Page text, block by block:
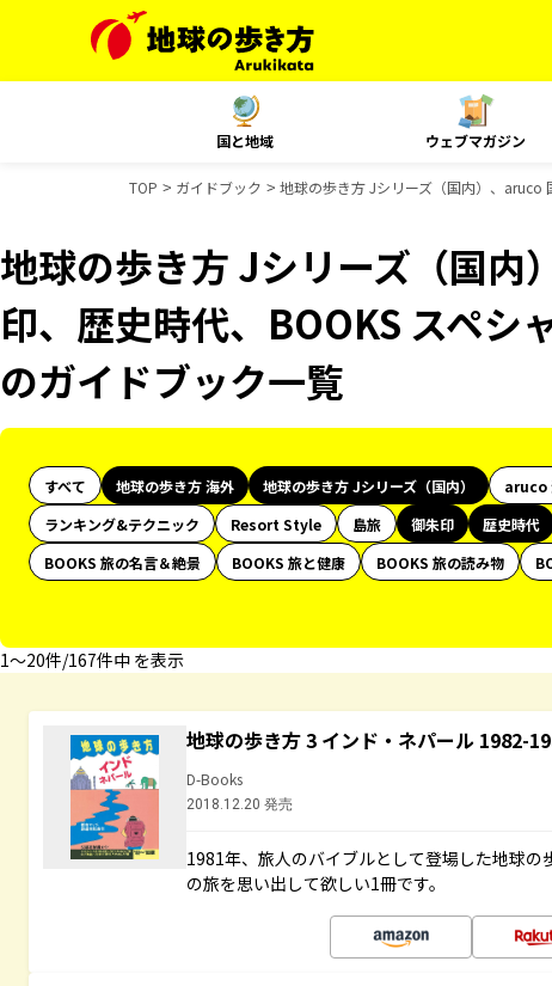
国と地域 ウェブマガジン
TOP ガイドブック 地球の歩き方 Jシリーズ（国内）、aruco
地球の歩き方 Jシリーズ（国内
印、歴史時代、BOOKS スペシ
のガイドブック一覧
すべて 地球の歩き方 海外 地球の歩き方 Jシリーズ（国内） aruco
ランキング&テクニック
Resort Style 島旅 御朱印 歴史時代
BOOKS 旅の名言＆絶景
BOOKS 旅と健康 BOOKS 旅の読み物
1〜20件/167件中 を表示
地球の歩き方 3 インド・ネパール 1982-
D-Books
2018.12.20 発売
1981年、旅人のバイブルとして登場した地球
の旅を思い出して欲しい1冊です。